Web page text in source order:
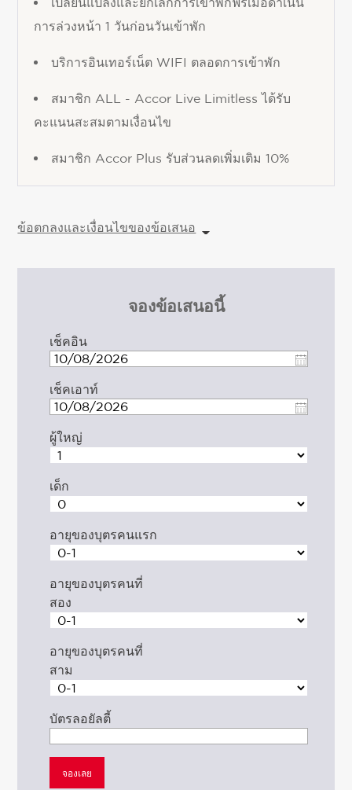
การล่วงหน้า 1 วันก่อนวันเข้าพัก
บริการอินเทอร์เน็ต WIFI ตลอดการเข้าพัก
สมาชิก ALL - Accor Live Limitless ได้รับ
คะแนนสะสมตามเงื่อนไข
สมาชิก Accor Plus รับส่วนลดเพิ่มเติม 10%
ข้อตกลงและเงื่อนไขของข้อเสนอ
จองข้อเสนอนี้
เช็คอิน
เช็คเอาท์
ผู้ใหญ่
เด็ก
อายุของบุตรคนแรก
อายุของบุตรคนที่
สอง
อายุของบุตรคนที่
สาม
บัตรลอยัลตี้